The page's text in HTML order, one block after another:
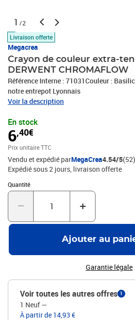
1 /2
Livraison offerte
Megacrea
Crayon de couleur extra-
DERWENT CHROMAFLOW
Référence Interne : 71031Couleur :
notre entrepot Lyonnais
Voir la description
En stock
6,40€
Prix unitaire TTC
Vendu et expédié parMegaCrea4.54/5(52)
Expédié sous 2 jours livraison offerte
Quantité
Quantité : 1
Ajouter au
Garantie légale
Voir toutes les autres offres 1
1 Neuf —
À partir de 14,93 €